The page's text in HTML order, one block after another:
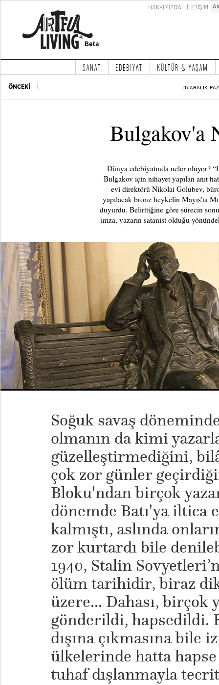
HAKKIMIZDA İLETİŞİM
SANAT EDEBİYAT KÜLTÜR & YAŞAM
ÖNCEKİ 07 ARALIK,
Bulgakov'a
Dünya edebiyatında neler oluyor?
Bulgakov için nihayet yapılan anıt
evi direktörü Nikolai Golubev,
yapılacak bronz heykelin Mayıs'ta
duyurdu. Belirttiğine göre sürecin
imza, yazarın satanist olduğu
Soğuk savaş
olmanın da kimi
güzelleştirmediğini,
çok zor günler
Bloku'ndan birçok
dönemde Batı'ya iltica
kalmıştı, aslında
zor kurtardı bile
1940, Stalin
ölüm tarihidir, biraz
üzere... Dahası, birçok
gönderildi, hapsedildi.
dışına çıkmasına
ülkelerinde hatta
tuhaf dışlanmayla